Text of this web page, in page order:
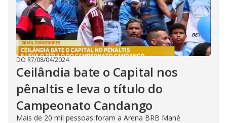
DO R7/08/04/2024
Ceilândia bate o Capital nos
pênaltis e leva o título do
Campeonato Candango
Mais de 20 mil pessoas foram a Arena BRB Mané